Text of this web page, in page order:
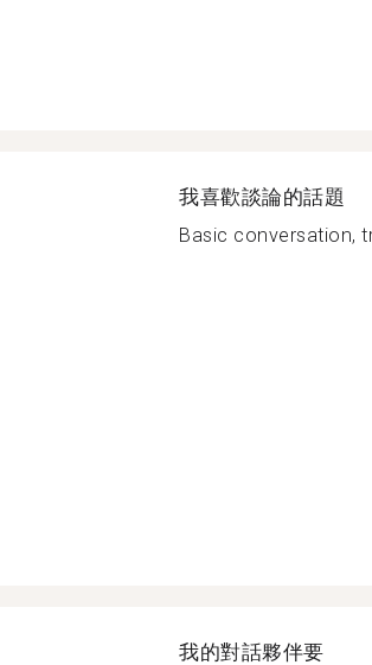
我喜歡談論的話題
Basic conversation,
我的對話夥伴要